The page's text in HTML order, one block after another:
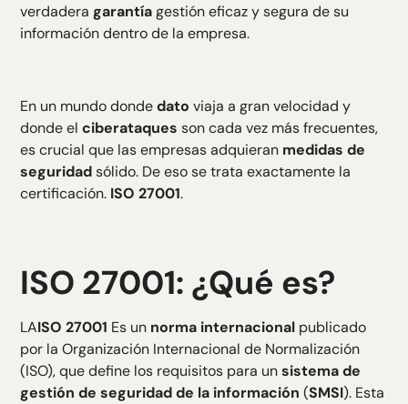
verdaderagarantíagestión eficaz y segura de su
información dentro de la empresa.
En un mundo dondedato viaja a gran velocidad y
donde elciberataques son cada vez más frecuentes,
es crucial que las empresas adquieran medidas de
seguridadsólido. De eso se trata exactamente la
certificación. ISO 27001.
ISO 27001: ¿Qué es?
LAISO 27001 Es un norma internacional publicado
por la Organización Internacional de Normalización
(ISO), que define los requisitos para unsistema de
gestión de seguridad de la información (SMSI). Esta